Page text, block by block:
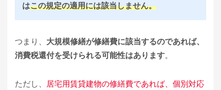
はこの規定の適用には該当しません。
つまり、 大規模修繕が修繕費に該当するのであれば、
消費税還付を受けられる可能性はあります。
ただし、
居宅用賃貸建物の修繕費であれば、個別対応